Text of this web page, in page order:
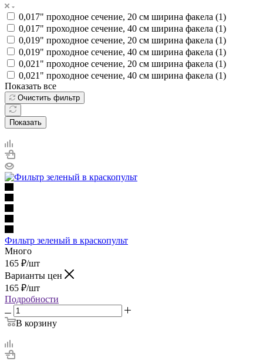
0,017" проходное сечение, 20 см ширина факела (1)
0,017" проходное сечение, 40 см ширина факела (1)
0,019" проходное сечение, 20 см ширина факела (1)
0,019" проходное сечение, 40 см ширина факела (1)
0,021" проходное сечение, 20 см ширина факела (1)
0,021" проходное сечение, 40 см ширина факела (1)
Показать все
Очистить фильтр
Показать
Фильтр зеленый в краскопульт
Много
165 ₽/шт
Варианты цен
165 ₽/шт
Подробности
В корзину